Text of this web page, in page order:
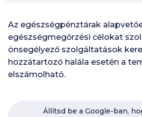
Az egészségpénztárak
egészségmegőrzési célokat
önsegélyező szolgáltatások
hozzátartozó halála esetén a
elszámolható.
Állítsd be a Google-ban,